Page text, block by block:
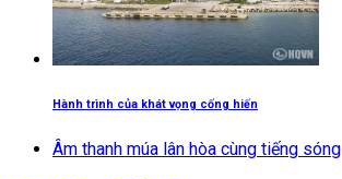
Hành trình của khát vọng cống hiến
Âm thanh múa lân hòa cùng tiếng sóng